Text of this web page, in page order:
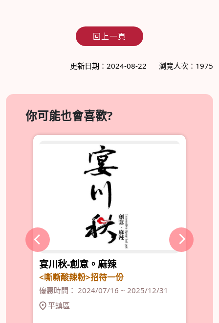
回上一頁
更新日期：2024-08-22 瀏覽人次：1975
你可能也會喜歡?
宴川秋-創意。麻辣
<嘶嘶酸辣粉>招待一份
優惠時間： 2024/07/16 ~ 2025/12/31
平鎮區